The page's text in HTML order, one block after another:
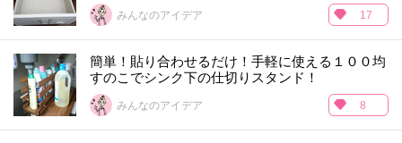
みんなのアイデア 17
簡単！貼り合わせるだけ！手軽に使える１００均
すのこでシンク下の仕切りスタンド！
みんなのアイデア 8